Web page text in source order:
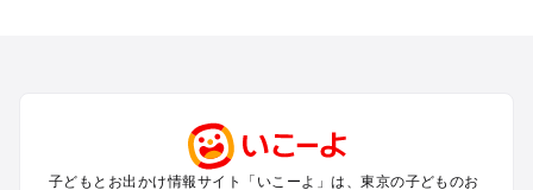
町田・相模原・愛川・上野原のプールお出かけ
渋谷・原宿・恵比寿・中目黒・自由が丘のプールお出かけ
子どもとお出かけ情報サイト「いこーよ」は、東京の子どものお